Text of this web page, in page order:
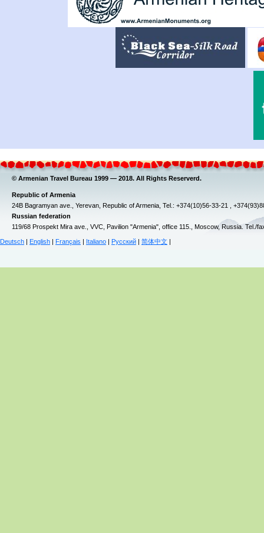
© Armenian Travel Bureau 1999 — 2018. All Rights Reserverd.
Republic of Armenia
24B Bagramyan ave., Yerevan, Republic of Armenia, Tel.: +374(10)56-33-21 ,
Russian federation
119/68 Prospekt Mira ave., VVC, Pavilion "Armenia", office 115., Moscow, Russia. Tel./
Deutsch English Français Italiano Русский 简体中文